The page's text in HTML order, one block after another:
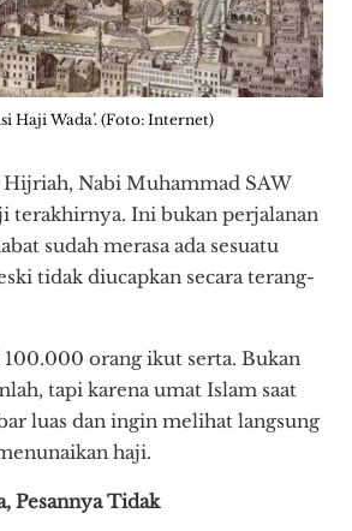
Haji Wada’. (Foto: Internet)
Hijriah, Nabi Muhammad SAW
terakhirnya. Ini bukan perjalanan
sudah merasa ada sesuatu
tidak diucapkan secara terang-
orang ikut serta. Bukan
tapi karena umat Islam saat
luas dan ingin melihat langsung
haji.
Pesannya Tidak